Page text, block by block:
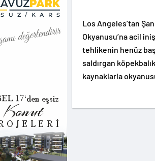
Los Angeles’tan
Okyanusu’na acil
tehlikenin henüz
saldırgan
kaynaklarla